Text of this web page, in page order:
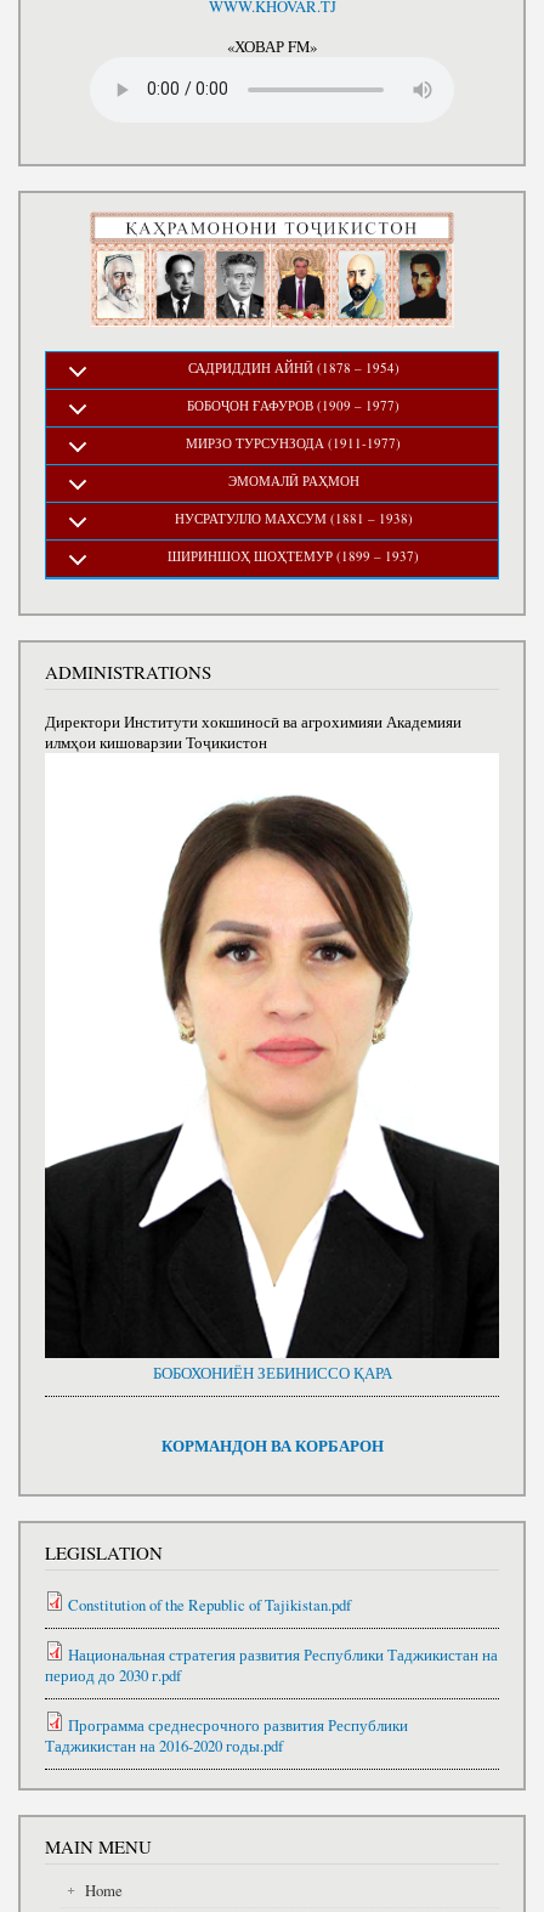
WWW.KHOVAR.TJ
«ХОВАР FM»
САДРИДДИН АЙНӢ (1878 – 1954)
БОБОҶОН ҒАФУРОВ (1909 – 1977)
МИРЗО ТУРСУНЗОДА (1911-1977)
ЭМОМАЛӢ РАҲМОН
НУСРАТУЛЛО МАХСУМ (1881 – 1938)
ШИРИНШОҲ ШОҲТЕМУР (1899 – 1937)
ADMINISTRATIONS
Директори Институти хокшиносӣ ва агрохимияи Академияи
илмҳои кишоварзии Тоҷикистон
БОБОХОНИЁН ЗЕБИНИССО ҚАРА
КОРМАНДОН ВА КОРБАРОН
LEGISLATION
Constitution of the Republic of Tajikistan.pdf
Национальная стратегия развития Республики Таджикистан на
период до 2030 г.pdf
Программа среднесрочного развития Республики
Таджикистан на 2016-2020 годы.pdf
MAIN MENU
Home